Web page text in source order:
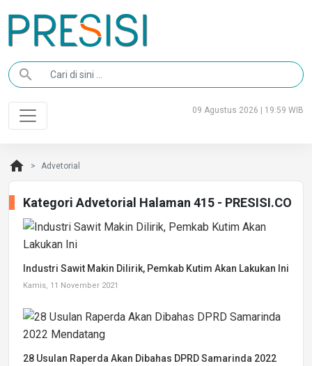
search
09 Agustus 2026 | 19:59 WIB
home Advetorial
Kategori Advetorial Halaman 415 - PRESISI.CO
Industri Sawit Makin Dilirik, Pemkab Kutim Akan Lakukan Ini
Kamis, 11 November 2021
28 Usulan Raperda Akan Dibahas DPRD Samarinda 2022